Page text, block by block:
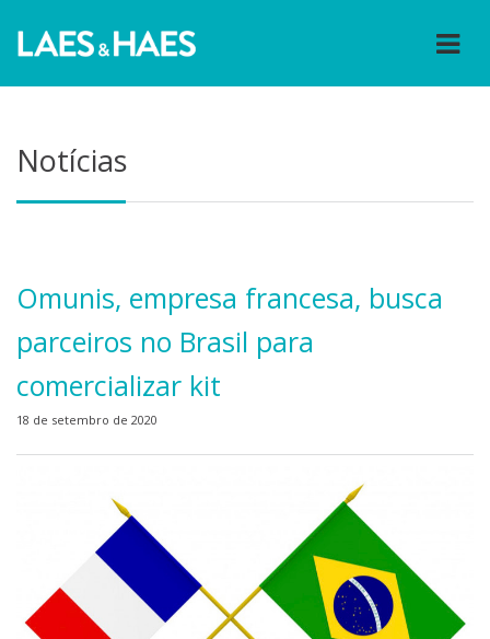
Notícias
Omunis, empresa francesa, busca
parceiros no Brasil para
comercializar kit
18 de setembro de 2020